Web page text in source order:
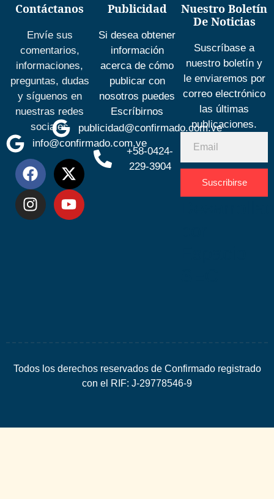
Contáctanos
Envíe sus
comentarios,
informaciones,
preguntas, dudas
y síguenos en
nuestras redes
sociales
info@confirmado.com.ve
Publicidad
Si desea obtener
información
acerca de cómo
publicar con
nosotros puedes
Escríbirnos
publicidad@confirmado.com.ve
+58-0424-
229-3904
Nuestro Boletín
De Noticias
Suscríbase a
nuestro boletín y
le enviaremos por
correo electrónico
las últimas
publicaciones.
Suscribirse
Todos los derechos reservados de Confirmado registrado
con el RIF: J-29778546-9